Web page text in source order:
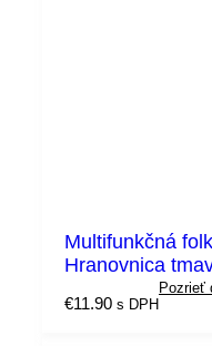
Multifunkčná
Hranovnica
€11.90 s DPH
Pozrieť